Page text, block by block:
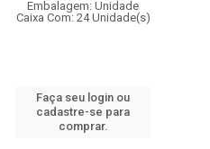
Embalagem: Unidade
Caixa Com: 24 Unidade(s)
Faça seu login ou
cadastre-se para
comprar.